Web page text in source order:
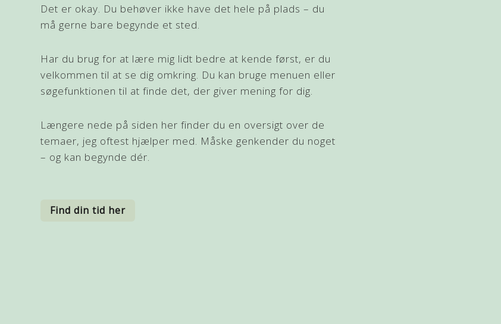
Det er okay. Du behøver ikke have det hele på plads – du
må gerne bare begynde et sted.
Har du brug for at lære mig lidt bedre at kende først, er du
velkommen til at se dig omkring. Du kan bruge menuen eller
søgefunktionen til at finde det, der giver mening for dig.
Længere nede på siden her finder du en oversigt over de
temaer, jeg oftest hjælper med. Måske genkender du noget
– og kan begynde dér.
Find din tid her